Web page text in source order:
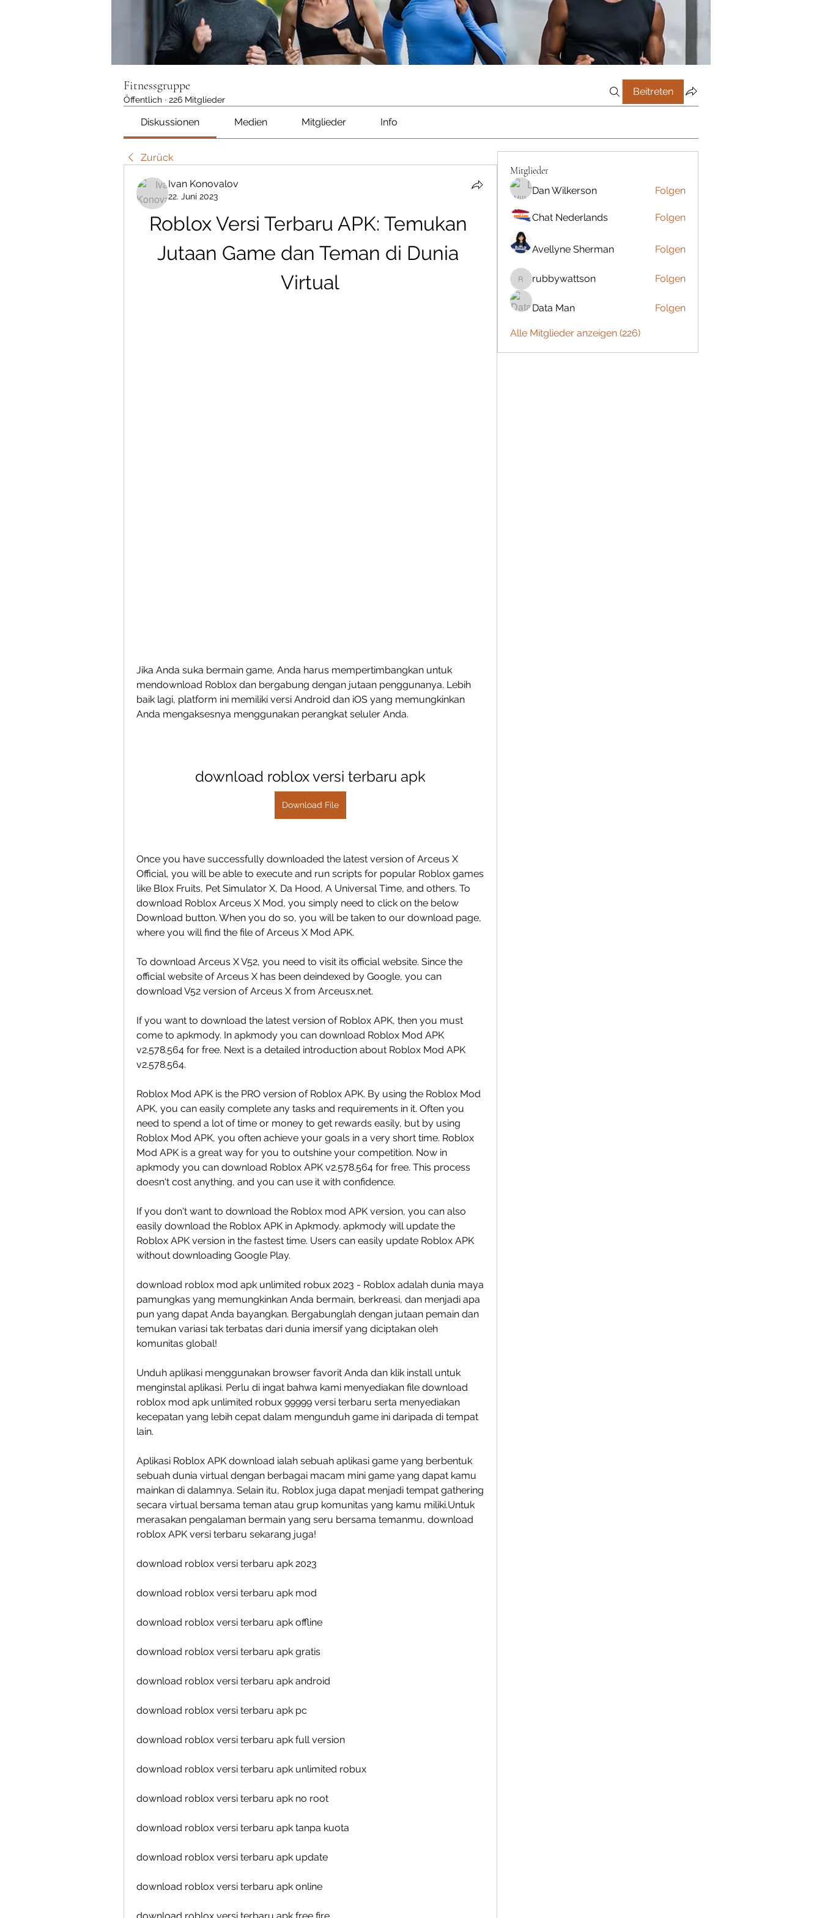
Fitnessgruppe
Öffentlich · 226 Mitglieder
Beitreten
Diskussionen Medien Mitglieder Info
Zurück
Ivan Konovalov
22. Juni 2023
Roblox Versi Terbaru APK: Temukan
Jutaan Game dan Teman di Dunia
Virtual
Jika Anda suka bermain game, Anda harus mempertimbangkan untuk
mendownload Roblox dan bergabung dengan jutaan penggunanya. Lebih
baik lagi, platform ini memiliki versi Android dan iOS yang memungkinkan
Anda mengaksesnya menggunakan perangkat seluler Anda.
download roblox versi terbaru apk
Download File
Once you have successfully downloaded the latest version of Arceus X
Official, you will be able to execute and run scripts for popular Roblox games
like Blox Fruits, Pet Simulator X, Da Hood, A Universal Time, and others. To
download Roblox Arceus X Mod, you simply need to click on the below
Download button. When you do so, you will be taken to our download page,
where you will find the file of Arceus X Mod APK.
To download Arceus X V52, you need to visit its official website. Since the
official website of Arceus X has been deindexed by Google, you can
download V52 version of Arceus X from Arceusx.net.
If you want to download the latest version of Roblox APK, then you must
come to apkmody. In apkmody you can download Roblox Mod APK
v2.578.564 for free. Next is a detailed introduction about Roblox Mod APK
v2.578.564.
Roblox Mod APK is the PRO version of Roblox APK. By using the Roblox Mod
APK, you can easily complete any tasks and requirements in it. Often you
need to spend a lot of time or money to get rewards easily, but by using
Roblox Mod APK, you often achieve your goals in a very short time. Roblox
Mod APK is a great way for you to outshine your competition. Now in
apkmody you can download Roblox APK v2.578.564 for free. This process
doesn't cost anything, and you can use it with confidence.
If you don't want to download the Roblox mod APK version, you can also
easily download the Roblox APK in Apkmody. apkmody will update the
Roblox APK version in the fastest time. Users can easily update Roblox APK
without downloading Google Play.
download roblox mod apk unlimited robux 2023 - Roblox adalah dunia maya
pamungkas yang memungkinkan Anda bermain, berkreasi, dan menjadi apa
pun yang dapat Anda bayangkan. Bergabunglah dengan jutaan pemain dan
temukan variasi tak terbatas dari dunia imersif yang diciptakan oleh
komunitas global!
Unduh aplikasi menggunakan browser favorit Anda dan klik install untuk
menginstal aplikasi. Perlu di ingat bahwa kami menyediakan file download
roblox mod apk unlimited robux 99999 versi terbaru serta menyediakan
kecepatan yang lebih cepat dalam mengunduh game ini daripada di tempat
lain.
Aplikasi Roblox APK download ialah sebuah aplikasi game yang berbentuk
sebuah dunia virtual dengan berbagai macam mini game yang dapat kamu
mainkan di dalamnya. Selain itu, Roblox juga dapat menjadi tempat gathering
secara virtual bersama teman atau grup komunitas yang kamu miliki.Untuk
merasakan pengalaman bermain yang seru bersama temanmu, download
roblox APK versi terbaru sekarang juga!
download roblox versi terbaru apk 2023
download roblox versi terbaru apk mod
download roblox versi terbaru apk offline
download roblox versi terbaru apk gratis
download roblox versi terbaru apk android
download roblox versi terbaru apk pc
download roblox versi terbaru apk full version
download roblox versi terbaru apk unlimited robux
download roblox versi terbaru apk no root
download roblox versi terbaru apk tanpa kuota
download roblox versi terbaru apk update
download roblox versi terbaru apk online
Mitglieder
Dan Wilkerson Folgen
Chat Nederlands Folgen
Avellyne Sherman Folgen
rubbywattson
rubbywattson Folgen
Data Man Folgen
Alle Mitglieder anzeigen (226)